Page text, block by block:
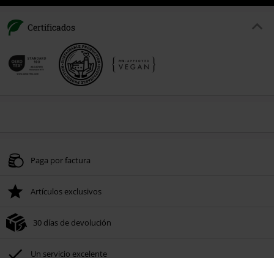
Certificados
Paga por factura
Artículos exclusivos
30 días de devolución
Un servicio excelente